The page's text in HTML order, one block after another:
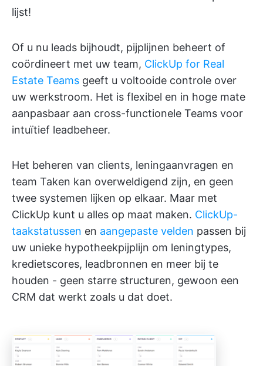
lijst!
Of u nu leads bijhoudt, pijplijnen beheert of
coördineert met uw team, ClickUp for Real
Estate Teams geeft u voltooide controle over
uw werkstroom. Het is flexibel en in hoge mate
aanpasbaar aan cross-functionele Teams voor
intuïtief leadbeheer.
Het beheren van clients, leningaanvragen en
team Taken kan overweldigend zijn, en geen
twee systemen lijken op elkaar. Maar met
ClickUp kunt u alles op maat maken. ClickUp-
taakstatussen en aangepaste velden passen bij
uw unieke hypotheekpijplijn om leningtypes,
kredietscores, leadbronnen en meer bij te
houden - geen starre structuren, gewoon een
CRM dat werkt zoals u dat doet.